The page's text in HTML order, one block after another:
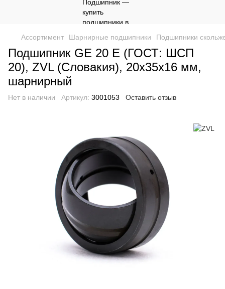
Ассортимент Шарнирные подшипники Подшипники
Подшипник GE 20 E (ГОСТ: ШСП
20), ZVL (Словакия), 20х35х16 мм,
шарнирный
Нет в наличии Артикул: 3001053 Оставить отзыв